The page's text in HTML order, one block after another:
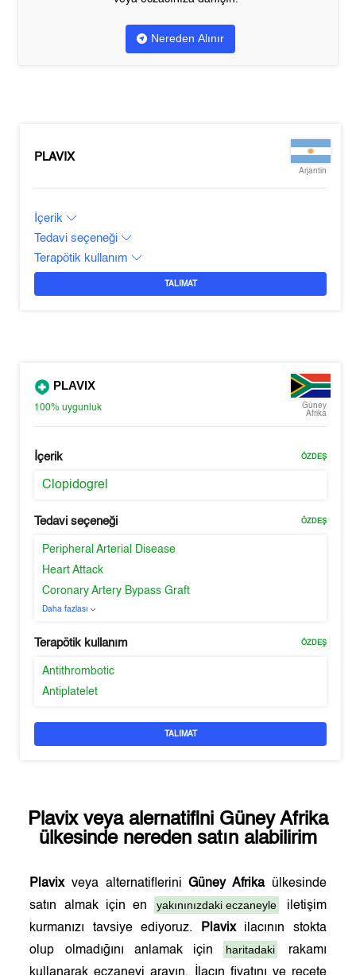
Nereden Alınır
PLAVIX
Arjantin
İçerik
Tedavi seçeneği
Terapötik kullanım
TALIMAT
PLAVIX
100%uygunluk
Güney
Afrika
İçerik ÖZDEŞ
Clopidogrel
Tedavi seçeneği ÖZDEŞ
Peripheral Arterial Disease
Heart Attack
Coronary Artery Bypass Graft
Daha fazlası
Terapötik kullanım ÖZDEŞ
Antithrombotic
Antiplatelet
TALIMAT
Plavixveya alernatifini Güney Afrika
ülkesinde nereden satın alabilirim
Plavixveya alternatifleriniGüney Afrikaülkesinde
satın almak için en
yakınınızdaki eczaneyle
iletişim
kurmanızı tavsiye ediyoruz.
Plavixilacının stokta
olup olmadığını anlamak için
haritadaki
rakamı